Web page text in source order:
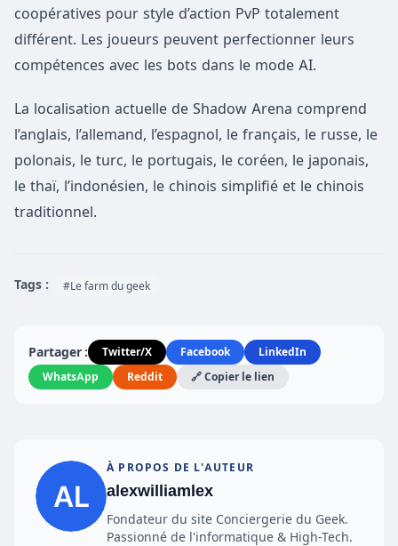
coopératives pour style d’action PvP totalement
différent. Les joueurs peuvent perfectionner leurs
compétences avec les bots dans le mode AI.
La localisation actuelle de Shadow Arena comprend
l’anglais, l’allemand, l’espagnol, le français, le russe, le
polonais, le turc, le portugais, le coréen, le japonais,
le thaï, l’indonésien, le chinois simplifié et le chinois
traditionnel.
Tags : #Le farm du geek
Partager : Twitter/X Facebook
LinkedIn
WhatsApp
Reddit 🔗 Copier le lien
À PROPOS DE L'AUTEUR
alexwilliamlex
Fondateur du site Conciergerie du Geek.
Passionné de l'informatique & High-Tech.